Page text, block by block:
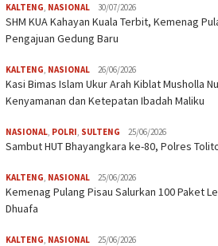
KALTENG NASIONAL 30/07/2026
SHM KUA Kahayan Kuala Terbit, Kemenag
Pengajuan Gedung Baru
KALTENG NASIONAL 26/06/2026
Kasi Bimas Islam Ukur Arah Kiblat Musholla
Kenyamanan dan Ketepatan Ibadah Maliku
NASIONAL POLRI SULTENG 25/06/2026
Sambut HUT Bhayangkara ke-80, Polres
KALTENG NASIONAL 25/06/2026
Kemenag Pulang Pisau Salurkan 100 Paket
Dhuafa
KALTENG NASIONAL 25/06/2026